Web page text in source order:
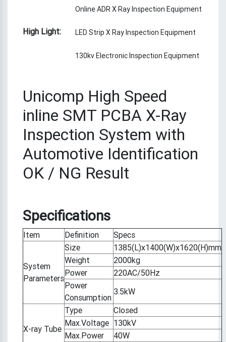
High Light:
Online ADR X Ray Inspection Equipment
LED Strip X Ray Inspection Equipment
130kv Electronic Inspection Equipment
Unicomp High Speed
inline SMT PCBA X-Ray
Inspection System with
Automotive Identification
OK / NG Result
Specifications
Item Definition Specs
System
Parameters
Size
1385(L)x1400(W)x1620(H)mm
Weight
2000kg
Power
220AC/50Hz
Power
Consumption
3.5kW
X-ray Tube
Type
Closed
Max.Voltage 130kV
Max.Power
40W